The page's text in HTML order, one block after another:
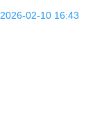
2026-02-10 16:43